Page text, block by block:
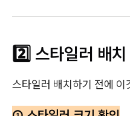
2️⃣ 스타일러 배
스타일러 배치하기 전에 이